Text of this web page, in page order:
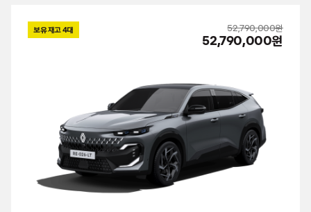
보유 재고4대 52,790,000원
52,790,000원